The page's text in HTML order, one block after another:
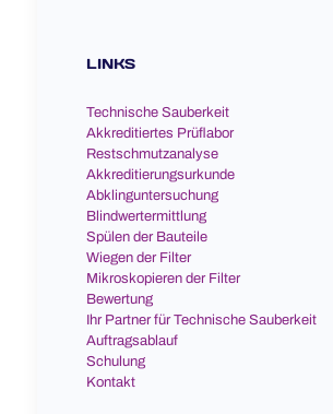
LINKS
Technische Sauberkeit
Akkreditiertes Prüflabor
Restschmutzanalyse
Akkreditierungsurkunde
Abklinguntersuchung
Blindwertermittlung
Spülen der Bauteile
Wiegen der Filter
Mikroskopieren der Filter
Bewertung
Ihr Partner für Technische Sauberkeit
Auftragsablauf
Schulung
Kontakt